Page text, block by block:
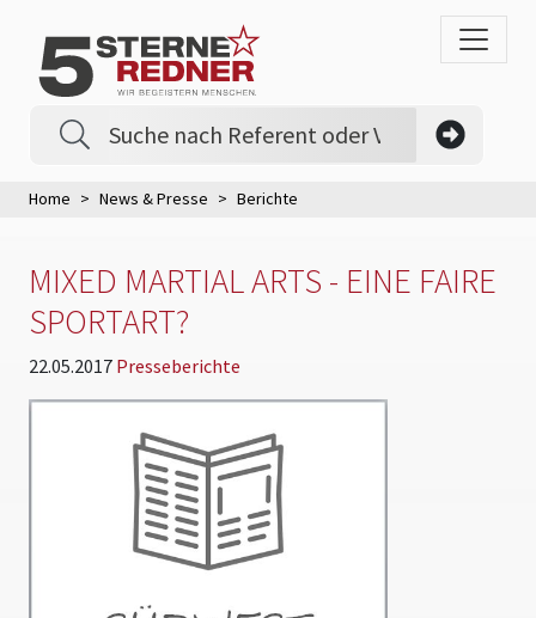
Home News & Presse Berichte
MIXED MARTIAL ARTS - EINE FAIRE
SPORTART?
22.05.2017 Presseberichte